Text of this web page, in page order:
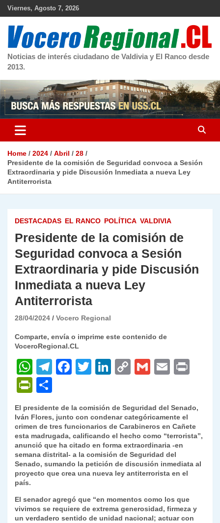
Skip
Viernes, Agosto 7, 2026
Noticias de interés ciudadano de Valdivia y El Ranco desde
2013.
Home 2024 Abril
28
Presidente de la comisión de Seguridad convoca a Sesión
Extraordinaria y pide Discusión Inmediata a nueva Ley
Antiterrorista
DESTACADAS EL RANCO POLÍTICA VALDIVIA
Presidente de la comisión de
Seguridad convoca a Sesión
Extraordinaria y pide Discusión
Inmediata a nueva Ley
Antiterrorista
28/04/2024 Vocero Regional
Comparte, envía o imprime este contenido de
VoceroRegional.CL
W
h
at
s
A
p
p
T
gr
a
m
F
e
b
o
o
k
T
er
Li
e
dI
n
C
y
Li
n
k
G
l
E
l
P
ri
nt
Fr
ie
n
dl
y
o
m
p
ar
tir
El presidente de la comisión de Seguridad del Senado,
Iván Flores, junto con condenar categóricamente el
crimen de tres funcionarios de Carabineros en Cañete
esta madrugada, calificando el hecho como “terrorista”,
anunció que ha citado en forma extraordinaria -en
semana distrital- a la comisión de Seguridad del
Senado, sumando la petición de discusión inmediata al
proyecto que crea una nueva ley antiterrorista en el
país.
El senador agregó que “en momentos como los que
vivimos se requiere de extrema generosidad, firmeza y
un verdadero sentido de unidad nacional; actuar con